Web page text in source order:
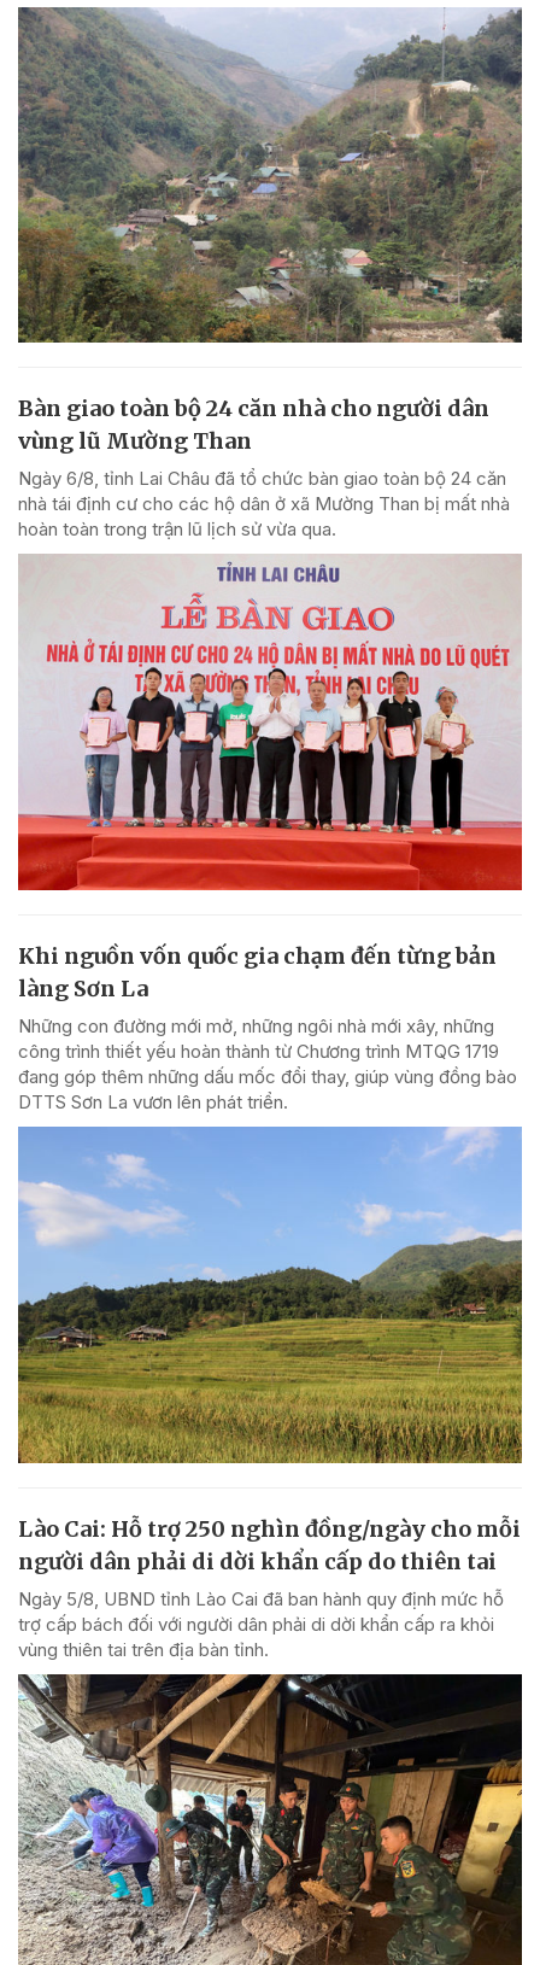
Bàn giao toàn bộ 24 căn nhà cho người dân
vùng lũ Mường Than
Ngày 6/8, tỉnh Lai Châu đã tổ chức bàn giao toàn bộ 24 căn
nhà tái định cư cho các hộ dân ở xã Mường Than bị mất nhà
hoàn toàn trong trận lũ lịch sử vừa qua.
Khi nguồn vốn quốc gia chạm đến từng bản
làng Sơn La
Những con đường mới mở, những ngôi nhà mới xây, những
công trình thiết yếu hoàn thành từ Chương trình MTQG 1719
đang góp thêm những dấu mốc đổi thay, giúp vùng đồng bào
DTTS Sơn La vươn lên phát triển.
Lào Cai: Hỗ trợ 250 nghìn đồng/ngày cho mỗi
người dân phải di dời khẩn cấp do thiên tai
Ngày 5/8, UBND tỉnh Lào Cai đã ban hành quy định mức hỗ
trợ cấp bách đối với người dân phải di dời khẩn cấp ra khỏi
vùng thiên tai trên địa bàn tỉnh.